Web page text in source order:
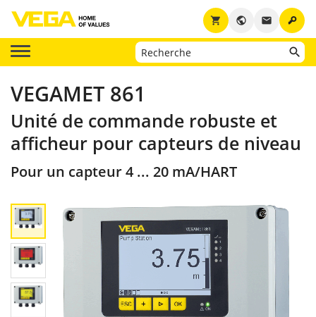
key
email
public
shopping_cart
VEGAMET 861
Unité de commande robuste et
afficheur pour capteurs de niveau
Pour un capteur 4 ... 20 mA/HART